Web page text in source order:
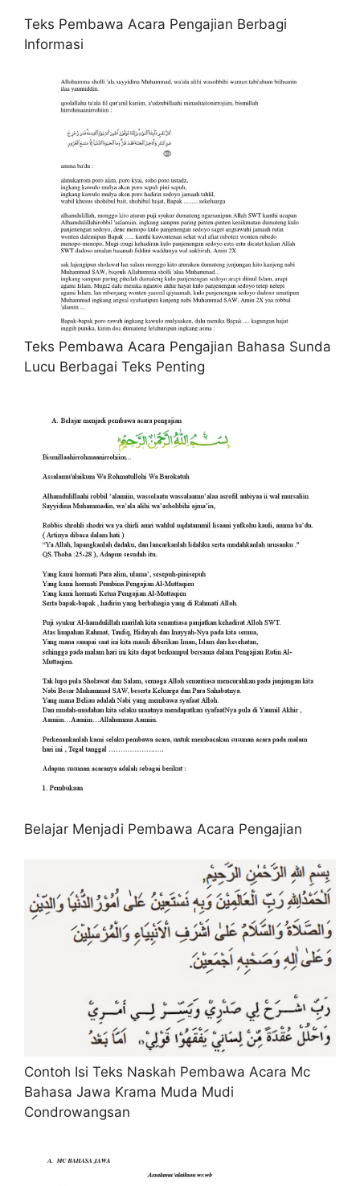
Teks Pembawa Acara Pengajian Berbagi
Informasi
Teks Pembawa Acara Pengajian Bahasa Sunda
Lucu Berbagai Teks Penting
Belajar Menjadi Pembawa Acara Pengajian
Contoh Isi Teks Naskah Pembawa Acara Mc
Bahasa Jawa Krama Muda Mudi
Condrowangsan